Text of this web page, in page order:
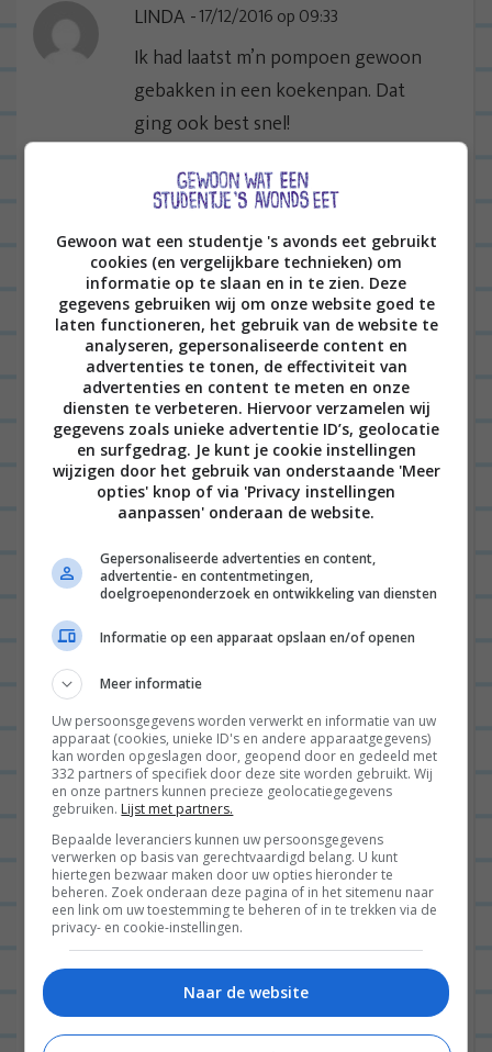
i
g
i
LINDA 17/12/2016 op 09:33
Ik had laatst m’n pompoen gewoon
gebakken in een koekenpan. Dat
ging ook best snel!
en ik denk dat als je de mozzarella in
dit recept vervangt door een kaas
met wat meer smaak (feta,
geitenkaas oid) dat ‘ie dan een stuk
spannender en lekerder wordt 🙂
BEANTWOORDEN
ROSEMARIJN 13/12/2016 op 16:36
Joeeee, gewoon pompoen met een
heel klein scheutje water in een
magnetronschaal met een deksel,
zo’n 4/5 minuten en ze zijn gaar. Je
kan het ook 3 minuten doen en dan
daarna nagaren in de oven (dat is het
gaar! En dan met wat zout en
kruiden, su-per lekker.
BEANTWOORDEN
Laat een reactie achter
Het e-mailadres wordt niet gepubliceerd.Vereiste
velden zijn gemarkeerd met*
Gewoon wat een studentje 's avonds eet gebruikt
cookies (en vergelijkbare technieken) om
informatie op te slaan en in te zien. Deze
gegevens gebruiken wij om onze website goed te
laten functioneren, het gebruik van de website te
analyseren, gepersonaliseerde content en
advertenties te tonen, de effectiviteit van
advertenties en content te meten en onze
diensten te verbeteren. Hiervoor verzamelen wij
gegevens zoals unieke advertentie ID’s, geolocatie
en surfgedrag. Je kunt je cookie instellingen
wijzigen door het gebruik van onderstaande 'Meer
opties' knop of via 'Privacy instellingen
aanpassen' onderaan de website.
Gepersonaliseerde advertenties en content,
advertentie- en contentmetingen,
doelgroepenonderzoek en ontwikkeling van diensten
Informatie op een apparaat opslaan en/of openen
Meer informatie
Uw persoonsgegevens worden verwerkt en informatie van uw
apparaat (cookies, unieke ID's en andere apparaatgegevens)
kan worden opgeslagen door, geopend door en gedeeld met
332 partners of specifiek door deze site worden gebruikt. Wij
en onze partners kunnen precieze geolocatiegegevens
gebruiken. Lijst met partners.
Bepaalde leveranciers kunnen uw persoonsgegevens
verwerken op basis van gerechtvaardigd belang. U kunt
hiertegen bezwaar maken door uw opties hieronder te
beheren. Zoek onderaan deze pagina of in het sitemenu naar
een link om uw toestemming te beheren of in te trekken via de
privacy- en cookie-instellingen.
Naar de website